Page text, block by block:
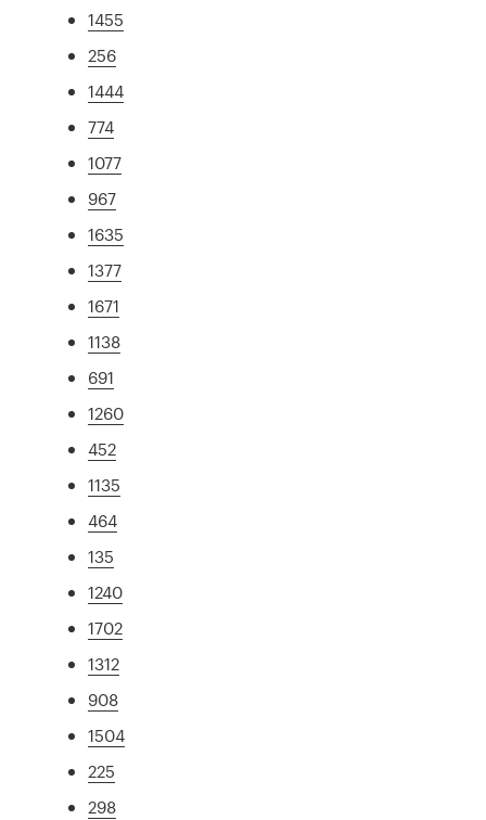
1455
256
1444
774
1077
967
1635
1377
1671
1138
691
1260
452
1135
464
135
1240
1702
1312
908
1504
225
298